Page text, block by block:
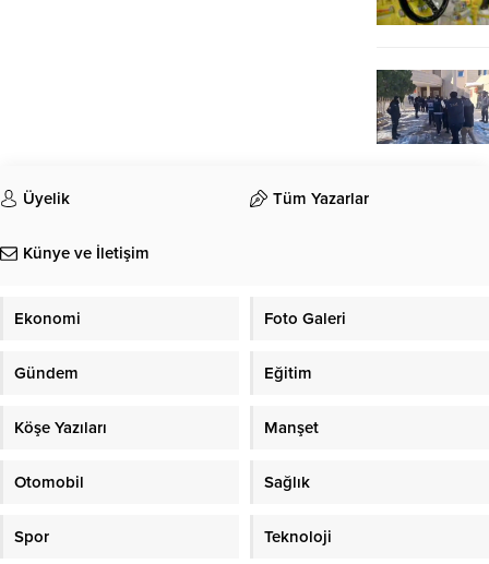
Üyelik Tüm Yazarlar
Künye ve İletişim
Ekonomi Foto Galeri
Gündem Eğitim
Köşe Yazıları Manşet
Otomobil Sağlık
Spor Teknoloji